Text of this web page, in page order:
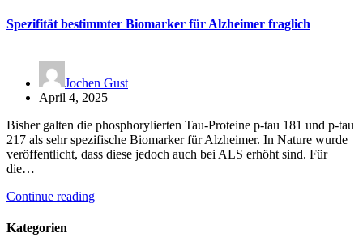
Spezifität bestimmter Biomarker für Alzheimer fraglich
Jochen Gust
April 4, 2025
Bisher galten die phosphorylierten Tau-Proteine p-tau 181 und p-tau
217 als sehr spezifische Biomarker für Alzheimer. In Nature wurde
veröffentlicht, dass diese jedoch auch bei ALS erhöht sind. Für
die…
Continue reading
Kategorien